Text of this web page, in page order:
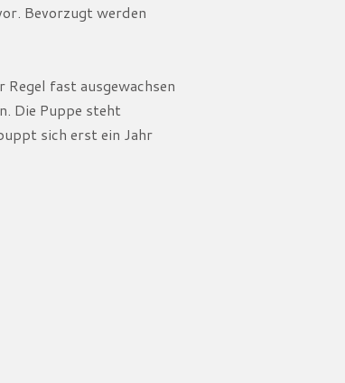
Bevorzugt werden
fast ausgewachsen
Die Puppe steht
sich erst ein Jahr